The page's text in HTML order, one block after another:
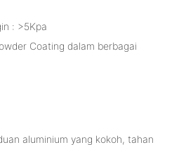
: >5Kpa
Coating dalam berbagai
aluminium yang kokoh, tahan